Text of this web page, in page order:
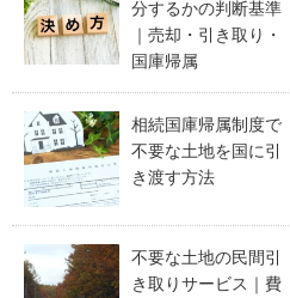
分するかの判断基準
｜売却・引き取り・
国庫帰属
相続国庫帰属制度で
不要な土地を国に引
き渡す方法
不要な土地の民間引
き取りサービス｜費